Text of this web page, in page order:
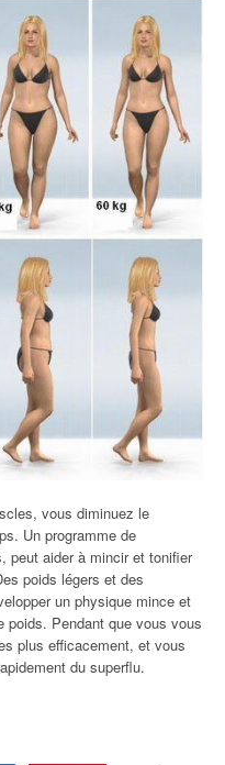
vous diminuez le
Un programme de
peut aider à mincir et tonifier
poids légers et des
un physique mince et
poids. Pendant que vous vous
plus efficacement, et vous
du superflu.